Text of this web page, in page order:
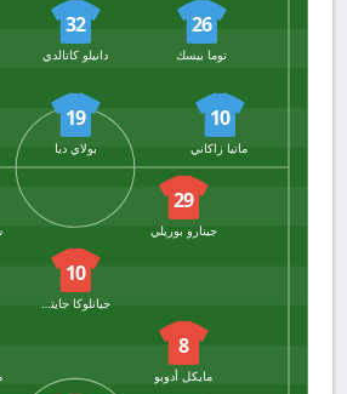
26
توما بيسك
32
دانيلو كاتالدي
10
ماتيا زاكاني
19
بولاي ديا
29
جينارو بوريلي
10
جيانلوكا جايتانو
8
مايكل أدوبو